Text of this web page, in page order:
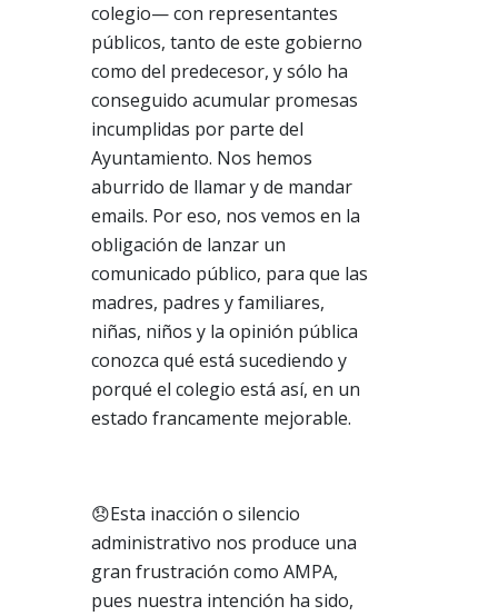
colegio— con representantes
públicos, tanto de este gobierno
como del predecesor, y sólo ha
conseguido acumular promesas
incumplidas por parte del
Ayuntamiento. Nos hemos
aburrido de llamar y de mandar
emails. Por eso, nos vemos en la
obligación de lanzar un
comunicado público, para que las
madres, padres y familiares,
niñas, niños y la opinión pública
conozca qué está sucediendo y
porqué el colegio está así, en un
estado francamente mejorable.
😞Esta inacción o silencio
administrativo nos produce una
gran frustración como AMPA,
pues nuestra intención ha sido,